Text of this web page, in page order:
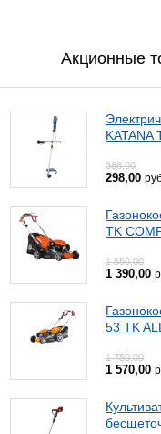
Акционные
KATANA
368,00
298,00
TK
1 550,00
1 390,00
53 TK
1 750,00
1 570,00